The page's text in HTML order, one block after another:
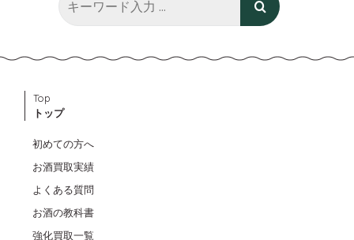
Top
トップ
初めての方へ
お酒買取実績
よくある質問
お酒の教科書
強化買取一覧